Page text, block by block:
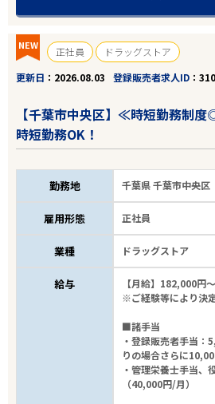
NEW 正社員
ドラッグストア
更新日
2026.08.03 登録販売者求人ID
【千葉市中央区】≪時短勤務制
時短勤務OK！
勤務地 千葉県 千葉市中央
雇用形態 正社員
業種 ドラッグストア
給与
【月給】182,000円
※ご経験等により決
■諸手当
・登録販売者手当：
りの場合さらに
・管理栄養士手当、
（40,000円/月）